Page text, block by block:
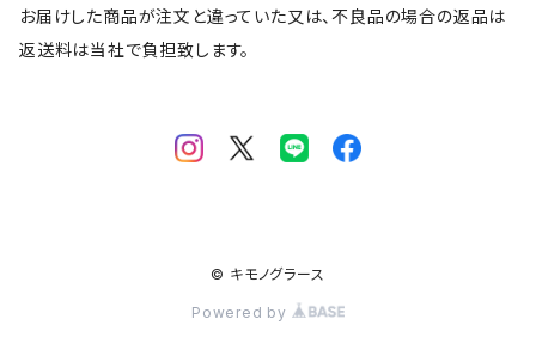
お届けした商品が注文と違っていた又は、不良品の場合の返品は
返送料は当社で負担致します。
© キモノグラース
Powered by